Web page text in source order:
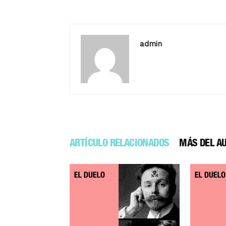
admin
ARTÍCULO RELACIONADOS MÁS DEL